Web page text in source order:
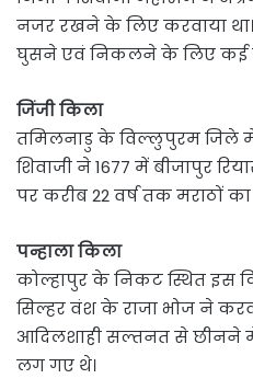
नजर रखने के लिए करवाया
घुसने एवं निकलने के लिए कई
जिंजी किला
तमिलनाडु के विल्लुपुरम जिले में
शिवाजी ने 1677 में बीजापुर
पर करीब 22 वर्ष तक मराठों का
पन्हाला किला
कोल्हापुर के निकट स्थित इस
सिल्हर वंश के राजा भोज ने
आदिलशाही सल्तनत से छीनने में
लग गए थे।